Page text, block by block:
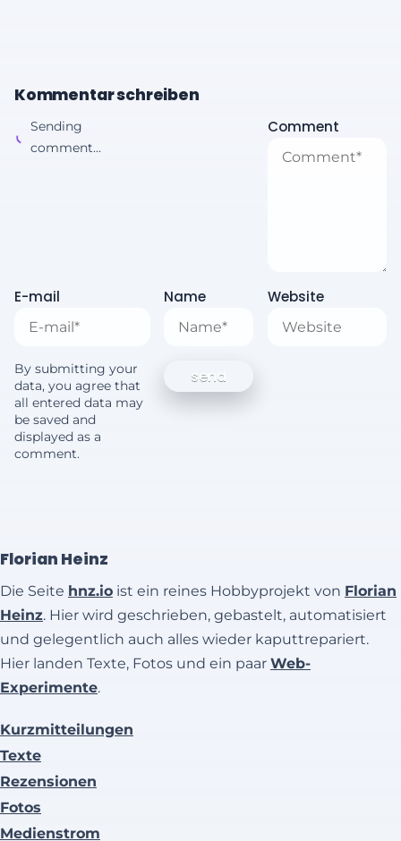
Kommentar schreiben
Sending
comment...
Comment
E-mail Name Website
By submitting your
data, you agree that
all entered data may
be saved and
displayed as a
comment.
Florian Heinz
Die Seite hnz.io ist ein reines Hobbyprojekt von Florian
Heinz. Hier wird geschrieben, gebastelt, automatisiert
und gelegentlich auch alles wieder kaputtrepariert.
Hier landen Texte, Fotos und ein paar Web-
Experimente.
Kurzmitteilungen
Texte
Rezensionen
Fotos
Medienstrom